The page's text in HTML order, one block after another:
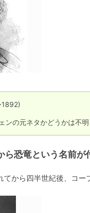
ンの元ネタかどうかは不明
ら恐竜という名前
から四半世紀後、コー